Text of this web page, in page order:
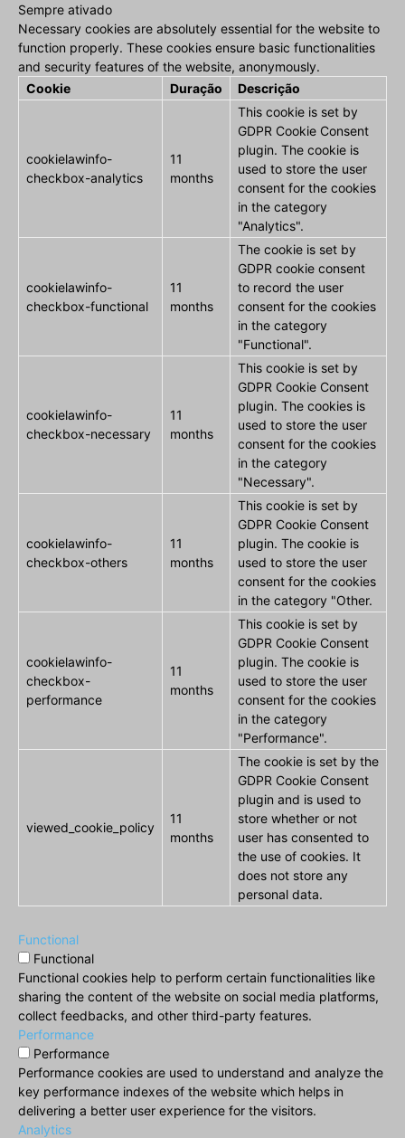
Sempre ativado
Necessary cookies are absolutely essential for the website to
function properly. These cookies ensure basic functionalities
and security features of the website, anonymously.
Cookie
Duração Descrição
cookielawinfo-
checkbox-analytics
11
months
This cookie is set by
GDPR Cookie Consent
plugin. The cookie is
used to store the user
consent for the cookies
in the category
"Analytics".
cookielawinfo-
checkbox-functional
11
months
The cookie is set by
GDPR cookie consent
to record the user
consent for the cookies
in the category
"Functional".
cookielawinfo-
checkbox-necessary
11
months
This cookie is set by
GDPR Cookie Consent
plugin. The cookies is
used to store the user
consent for the cookies
in the category
"Necessary".
cookielawinfo-
checkbox-others
11
months
This cookie is set by
GDPR Cookie Consent
plugin. The cookie is
used to store the user
consent for the cookies
in the category "Other.
cookielawinfo-
checkbox-
performance
11
months
This cookie is set by
GDPR Cookie Consent
plugin. The cookie is
used to store the user
consent for the cookies
in the category
"Performance".
viewed_cookie_policy
11
months
The cookie is set by the
GDPR Cookie Consent
plugin and is used to
store whether or not
user has consented to
the use of cookies. It
does not store any
personal data.
Functional
Functional
Functional cookies help to perform certain functionalities like
sharing the content of the website on social media platforms,
collect feedbacks, and other third-party features.
Performance
Performance
Performance cookies are used to understand and analyze the
key performance indexes of the website which helps in
delivering a better user experience for the visitors.
Analytics